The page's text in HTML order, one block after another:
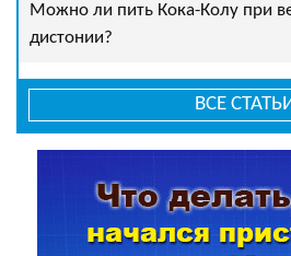
Можно ли пить Кока-Колу при
дистонии?
ВСЕ